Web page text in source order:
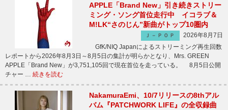
APPLE「Brand New」引き続きストリー
ミング・ソング首位走行中 イコラブ＆
M!LK“さのじん”新曲がトップ10圏内
Ｊ－ＰＯＰ
2026年8月7日
GfK/NIQ Japanによるストリーミング再生回数
レポートから2026年8月3日～8月5日の集計が明らかとなり、Mrs. GREEN
APPLE「Brand New」が3,751,105回で現在首位を走っている。 8月5日公開
チャー … 続きを読む
NakamuraEmi、10/7リリースの8thアル
バム『PATCHWORK LIFE』の全収録曲